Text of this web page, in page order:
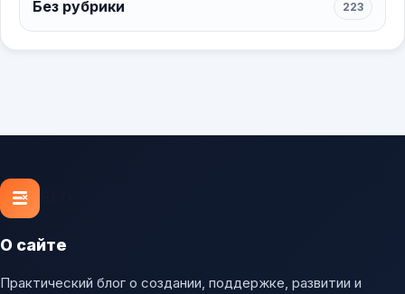
Без рубрики 223
О сайте
Практический блог о создании, поддержке, развитии и